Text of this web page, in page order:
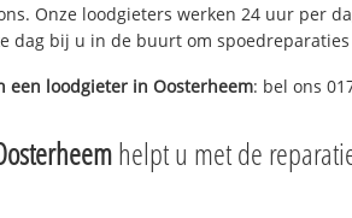
Onze loodgieters werken 24 uur per
dag bij u in de buurt om
een loodgieter in Oosterheem: bel ons
helpt u met de